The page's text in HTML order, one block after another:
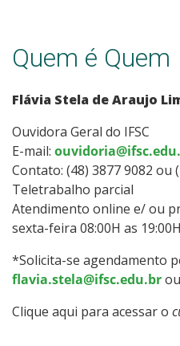
Quem é Quem
Flávia Stela de Araujo
Ouvidora Geral do IFSC
E-mail:
Contato: (48) 3877 9082 ou
Teletrabalho parcial
Atendimento online e/ ou
sexta-feira 08:00H as
*Solicita-se agendamento
flavia.stela@ifsc.edu.brou
Clique aqui para acessar o